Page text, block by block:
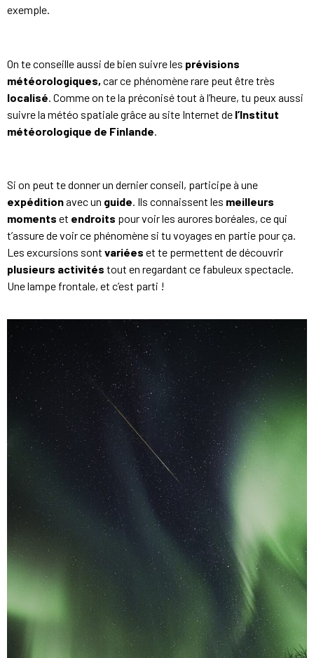
exemple.
On te conseille aussi de bien suivre les prévisions
météorologiques, car ce phénomène rare peut être très
localisé . Comme on te la préconisé tout à l’heure, tu peux aussi
suivre la météo spatiale grâce au site Internet de l’Institut
météorologique de Finlande
Si on peut te donner un dernier conseil, participe à une
expéditionavec un guide. Ils connaissent les meilleurs
moments et endroits pour voir les aurores boréales, ce qui
t’assure de voir ce phénomène si tu voyages en partie pour ça.
Les excursions sont variées et te permettent de découvrir
plusieurs activités tout en regardant ce fabuleux spectacle.
Une lampe frontale, et c’est parti !